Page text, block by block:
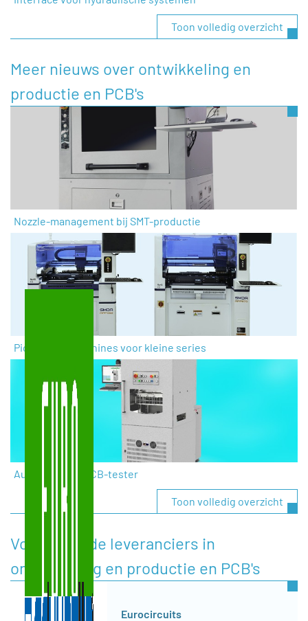
Toon volledig overzicht
Meer nieuws over ontwikkeling en
productie en PCB's
Nozzle-management bij SMT-productie
Pick&place-machines voor kleine series
Automatische PCB-tester
Toon volledig overzicht
Voorgestelde leveranciers in
ontwikkeling en productie en PCB's
Eurocircuits